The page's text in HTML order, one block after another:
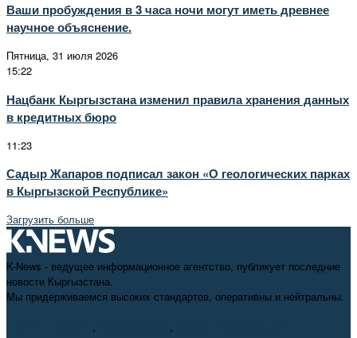
Ваши пробуждения в 3 часа ночи могут иметь древнее
научное объяснение.
Пятница, 31 июля 2026
15:22
Нацбанк Кыргызстана изменил правила хранения данных
в кредитных бюро
11:23
Садыр Жапаров подписал закон «О геологических парках
в Кыргызской Республике»
Загрузить больше
K-News - ведущее информационное агентство, публикует последние
новости Кыргызстана.
Мы придерживаемся высоких стандартов, оперативны и нейтральны.
, ,